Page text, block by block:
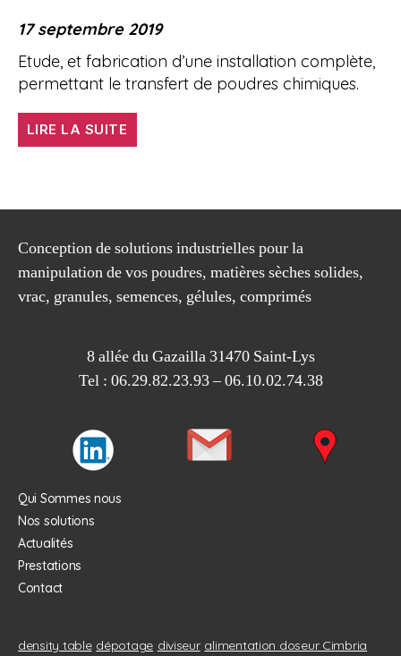
17 septembre 2019
Etude, et fabrication d’une installation complète,
permettant le transfert de poudres chimiques.
LIRE LA SUITE
sous
par
pompe
à
trémie
autonome. »
Conception de solutions industrielles pour la
manipulation de vos poudres, matières sèches solides,
vrac, granules, semences, gélules, comprimés
8 allée du Gazailla 31470 Saint-Lys
Tel : 06.29.82.23.93 – 06.10.02.74.38
Qui Sommes nous
Nos solutions
Actualités
Prestations
Contact
density table dépotage diviseur alimentation doseur Cimbria